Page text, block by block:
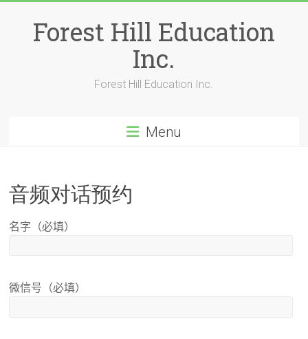
Forest Hill Education
Inc.
Forest Hill Education Inc.
Menu
音频对话预约
名字（必填）
微信号（必填）